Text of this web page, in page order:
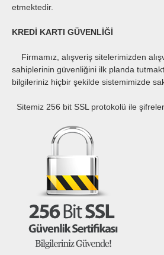
etmektedir.
KREDİ KARTI GÜVENLİĞİ
Firmamız, alışveriş sitelerimizden
sahiplerinin güvenliğini ilk planda
bilgileriniz hiçbir şekilde sistemimizde
Sitemiz 256 bit SSL protokolü ile